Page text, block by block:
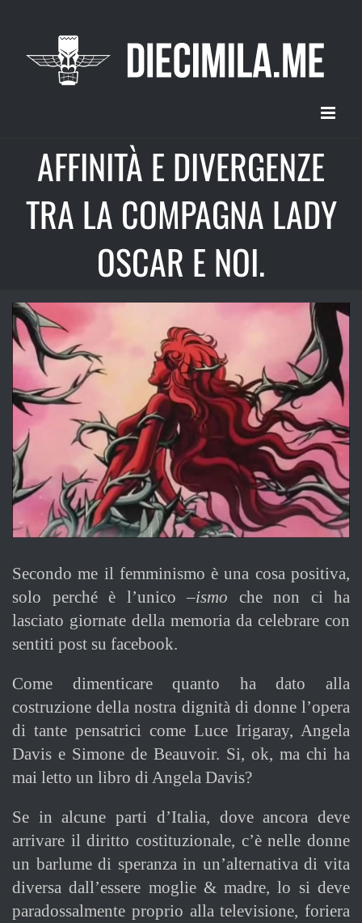
contenuto
AFFINITÀ E DIVERGENZE
TRA LA COMPAGNA LADY
OSCAR E NOI.
Ingrandisci
immagine
Secondo me il femminismo è una cosa positiva,
solo perché è l’unico –ismo che non ci ha
lasciato giornate della memoria da celebrare con
sentiti post su facebook.
Come dimenticare quanto ha dato alla
costruzione della nostra dignità di donne l’opera
di tante pensatrici come Luce Irigaray, Angela
Davis e Simone de Beauvoir. Si, ok, ma chi ha
mai letto un libro di Angela Davis?
Se in alcune parti d’Italia, dove ancora deve
arrivare il diritto costituzionale, c’è nelle donne
un barlume di speranza in un’alternativa di vita
diversa dall’essere moglie & madre, lo si deve
paradossalmente proprio alla televisione, foriera